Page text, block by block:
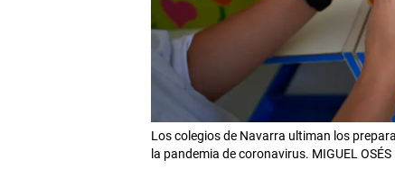
Los colegios de Navarra ultiman los
la pandemia de coronavirus. MIGUEL OSÉS